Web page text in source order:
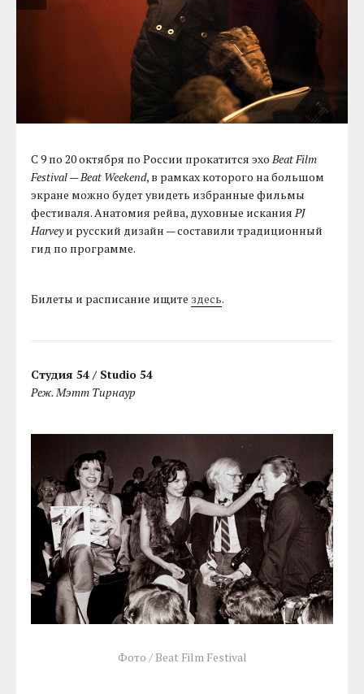
C 9 по 20 октября по России прокатится эхоBeat Film
Festival—Beat Weekend, в рамках которого на большом
экране можно будет увидеть избранные фильмы
фестиваля. Анатомия рейва, духовные исканияPJ
Harveyи русский дизайн — составили традиционный
гид по программе.
Билеты и расписание ищите здесь.
Студия 54 / Studio 54
Реж. Мэтт Тирнаур
Фото / Beat Film Festival